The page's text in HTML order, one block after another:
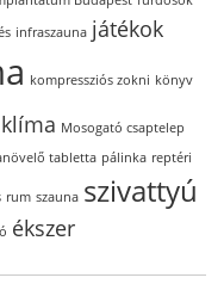
infraszauna játékok
kompressziós zokni könyv
Mosogató csaptelep
tabletta pálinka reptéri
rum szauna szivattyú
ékszer